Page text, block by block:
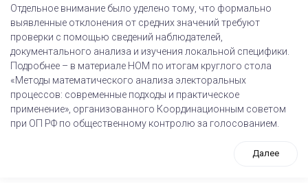
Отдельное внимание было уделено тому, что формально
выявленные отклонения от средних значений требуют
проверки с помощью сведений наблюдателей,
документального анализа и изучения локальной специфики.
Подробнее – в материале НОМ по итогам круглого стола
«Методы математического анализа электоральных
процессов: современные подходы и практическое
применение», организованного Координационным советом
при ОП РФ по общественному контролю за голосованием.
Далее